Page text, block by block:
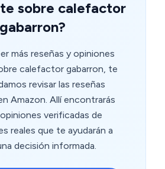
sobre calefactor
gabarron?
más reseñas y opiniones
calefactor gabarron, te
revisar las reseñas
Amazon. Allí encontrarás
verificadas de
reales que te ayudarán a
decisión informada.